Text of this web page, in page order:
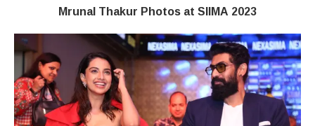
Mrunal Thakur Photos at SIIMA 2023